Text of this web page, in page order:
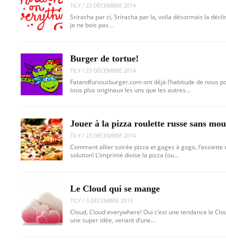
TILY /23 DÉCEMBRE 2014
Sriracha par ci, Sriracha par la, voila désormais la
je ne bois pas…
Burger de tortue!
TILY /23 DÉCEMBRE 2014
Fatandfuriousburger.com ont déjà l’habitude de nous
tous plus originaux les uns que les autres…
Jouer à la pizza roulette russe sans
TILY /23 DÉCEMBRE 2014
Comment allier soirée pizza et gages à gogo,
solution! L’imprimé divise la pizza (ou…
Le Cloud qui se mange
TILY / 3 DÉCEMBRE 2013
Cloud, Cloud everywhere! Oui c’est une tendance le
une super idée, venant d’une…